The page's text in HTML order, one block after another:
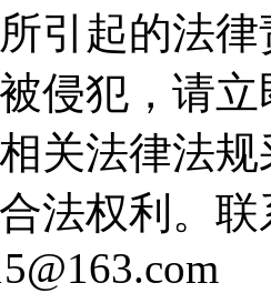
引起的法
侵犯，请
关法律法
法权利。